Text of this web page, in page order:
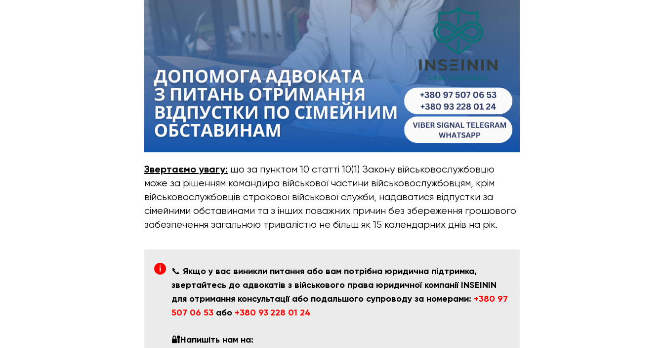
Звертаємо увагу: що за пунктом 10 статті 10(1) Закону військовослужбовцю
може за рішенням командира військової частини військовослужбовцям, крім
військовослужбовців строкової військової служби, надаватися відпустки за
сімейними обставинами та з інших поважних причин без збереження грошового
забезпечення загальною тривалістю не більш як 15 календарних днів на рік.
📞 Якщо у вас виникли питання або вам потрібна юридична підтримка,
звертайтесь до адвокатів з військового права юридичної компанії INSEININ
для отримання консультації або подальшого супроводу за номерами: +380 97
507 06 53 або +380 93 228 01 24
🔐Напишіть нам на: